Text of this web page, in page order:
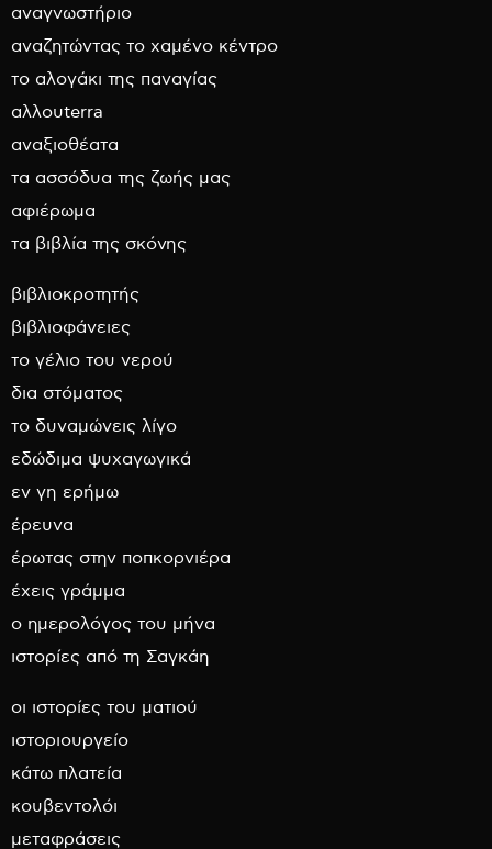
αναγνωστήριο
αναζητώντας το χαμένο κέντρο
το αλογάκι της παναγίας
αλλουterra
αναξιοθέατα
τα ασσόδυα της ζωής μας
αφιέρωμα
τα βιβλία της σκόνης
βιβλιοκροτητής
βιβλιοφάνειες
το γέλιο του νερού
δια στόματος
το δυναμώνεις λίγο
εδώδιμα ψυχαγωγικά
εν γη ερήμω
έρευνα
έρωτας στην ποπκορνιέρα
έχεις γράμμα
ο ημερολόγος του μήνα
ιστορίες από τη Σαγκάη
οι ιστορίες του ματιού
ιστοριουργείο
κάτω πλατεία
κουβεντολόι
μεταφράσεις